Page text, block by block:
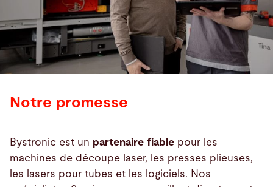
Notre promesse
Bystronic est un partenaire fiable pour les
machines de découpe laser, les presses plieuses,
les lasers pour tubes et les logiciels. Nos